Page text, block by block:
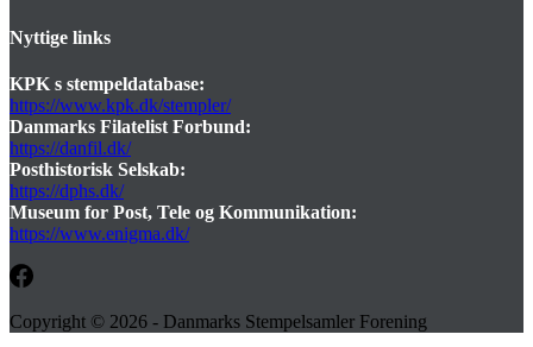
Nyttige links
KPK s stempeldatabase:
https://www.kpk.dk/stempler/
Danmarks Filatelist Forbund:
https://danfil.dk/
Posthistorisk Selskab:
https://dphs.dk/
Museum for Post, Tele og Kommunikation:
https://www.enigma.dk/
Copyright © 2026 - Danmarks Stempelsamler Forening